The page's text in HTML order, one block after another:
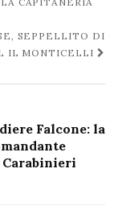
SEPPELLITO DI
IL MONTICELLI
Falcone: la
Carabinieri